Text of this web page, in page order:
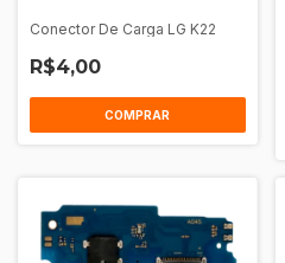
Conector De Carga LG K22
R$4,00